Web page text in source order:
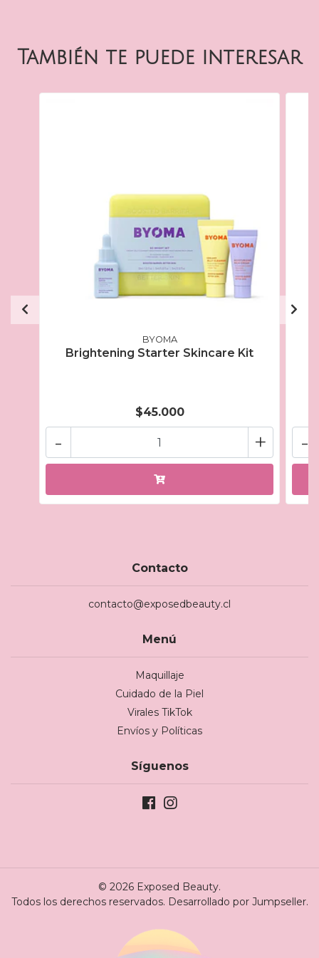
También te puede interesar
BYOMA
Brightening Starter Skincare Kit
$45.000
+
- -
Contacto
contacto@exposedbeauty.cl
Menú
Maquillaje
Cuidado de la Piel
Virales TikTok
Envíos y Políticas
Síguenos
© 2026 Exposed Beauty.
Todos los derechos reservados. Desarrollado por Jumpseller.